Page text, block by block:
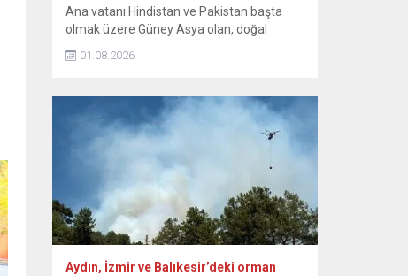
Ana vatanı Hindistan ve Pakistan başta
olmak üzere Güney Asya olan, doğal
bölgelerine de uzanan istilacı kuş türü
İstanbul’da yaşam alanını genişletiyor.
Sığırcıkgiller familyasından, kahverengi
tüylü, sarı bacaklı olan ve göz çevresinde
01.08.2026
Aydın, İzmir ve Balıkesir’deki orman